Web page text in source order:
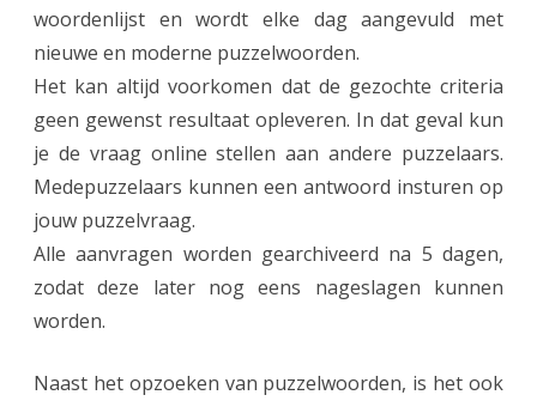
woordenlijst en wordt elke dag aangevuld met
nieuwe en moderne puzzelwoorden.
Het kan altijd voorkomen dat de gezochte criteria
geen gewenst resultaat opleveren. In dat geval kun
je de vraag online stellen aan andere puzzelaars.
Medepuzzelaars kunnen een antwoord insturen op
jouw puzzelvraag.
Alle aanvragen worden gearchiveerd na 5 dagen,
zodat deze later nog eens nageslagen kunnen
worden.
Naast het opzoeken van puzzelwoorden, is het ook